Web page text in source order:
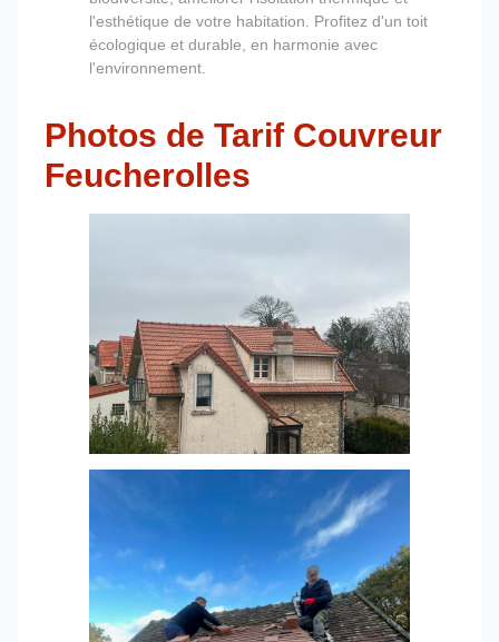
l'esthétique de votre habitation. Profitez d'un toit
écologique et durable, en harmonie avec
l'environnement.
Photos de Tarif Couvreur
Feucherolles